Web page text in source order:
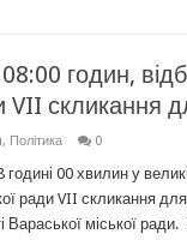
годин,
VII скликання
, Політика 0
00 хвилин у
ради VII скликання
міської ради.